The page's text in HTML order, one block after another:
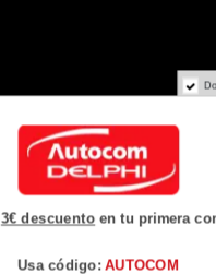
3€ descuento en tu primera
Usa código: AUTOCOM